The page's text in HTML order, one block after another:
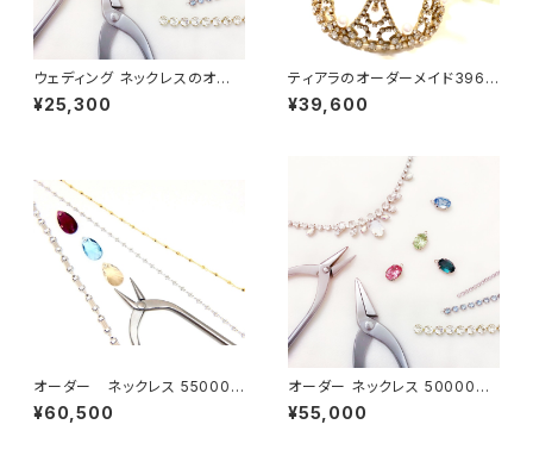
ウェディング ネックレスのオー
ダーメイド25,300円分
¥25,300
ティアラのオーダーメイド3960
0円分
¥39,600
オーダー ネックレス 55000
円分
¥60,500
オーダー ネックレス 50000円
分
¥55,000